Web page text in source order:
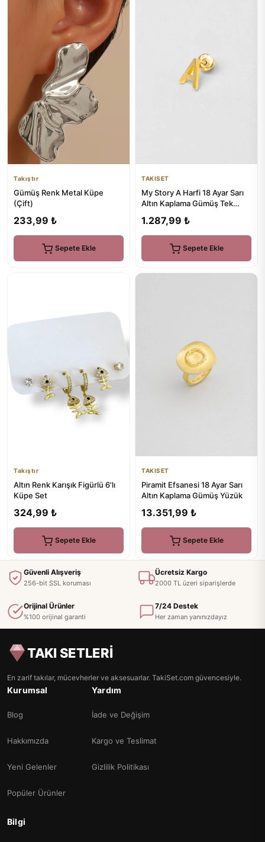
Takıştır
Gümüş Renk Metal Küpe
(Çift)
233,99 ₺
Sepete Ekle
TAKISET
My Story A Harfi 18 Ayar Sarı
Altın Kaplama Gümüş Tek
1.287,99 ₺
Sepete Ekle
Takıştır
Altın Renk Karışık Figürlü 6'lı
Küpe Set
324,99 ₺
Sepete Ekle
TAKISET
Piramit Efsanesi 18 Ayar Sarı
Altın Kaplama Gümüş Yüzük
13.351,99 ₺
Sepete Ekle
Güvenli Alışveriş
256-bit SSL koruması
Ücretsiz Kargo
2000 TL üzeri siparişlerde
Orijinal Ürünler
%100 orijinal garanti
7/24 Destek
Her zaman yanınızdayız
TAKI SETLERİ
En zarif takılar, mücevherler ve aksesuarlar. TakiSet.com güvencesiyle.
Kurumsal
Blog
Hakkımızda
Yeni Gelenler
Popüler Ürünler
Yardım
İade ve Değişim
Kargo ve Teslimat
Gizlilik Politikası
Bilgi